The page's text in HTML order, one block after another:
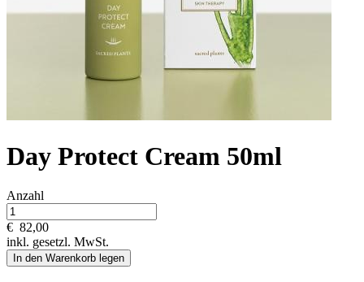
Day Protect Cream 50ml
Anzahl
€ 82,00
inkl. gesetzl. MwSt.
In den Warenkorb legen